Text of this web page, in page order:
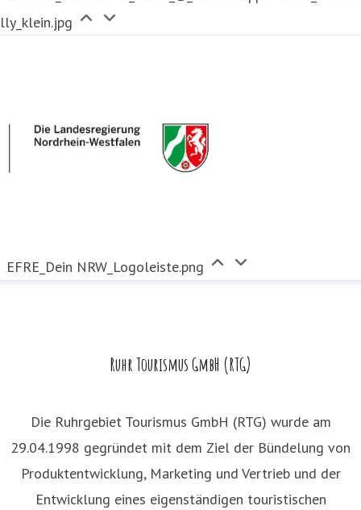
EFRE_Dein NRW_Logoleiste.png
Ruhr Tourismus GmbH (RTG)
Die Ruhrgebiet Tourismus GmbH (RTG) wurde am
29.04.1998 gegründet mit dem Ziel der Bündelung von
Produktentwicklung, Marketing und Vertrieb und der
Entwicklung eines eigenständigen touristischen